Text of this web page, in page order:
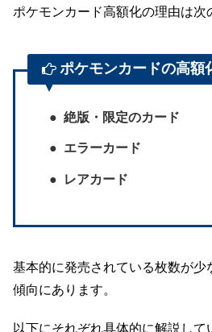
ポケモンカード高額化の理由は次
ポケモンカードの高額
絶版・限定のカード
エラーカード
レアカード
基本的に発売されている枚数が少
傾向にあります。
以下にそれぞれ具体的に解説して